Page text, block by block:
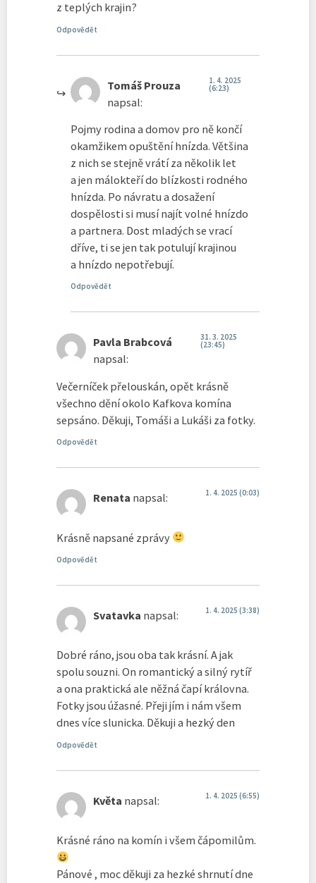
z teplých krajin?
Odpovědět
Tomáš Prouza
napsal:
1. 4. 2025
(6:23)
Pojmy rodina a domov pro ně končí
okamžikem opuštění hnízda. Většina
z nich se stejně vrátí za několik let
a jen málokteří do blízkosti rodného
hnízda. Po návratu a dosažení
dospělosti si musí najít volné hnízdo
a partnera. Dost mladých se vrací
dříve, ti se jen tak potulují krajinou
a hnízdo nepotřebují.
Odpovědět
Pavla Brabcová
napsal:
31. 3. 2025
(23:45)
Večerníček přelouskán, opět krásně
všechno dění okolo Kafkova komína
sepsáno. Děkuji, Tomáši a Lukáši za fotky.
Odpovědět
Renata napsal: 1. 4. 2025 (0:03)
Krásně napsané zprávy
Odpovědět
Svatavka napsal: 1. 4. 2025 (3:38)
Dobré ráno, jsou oba tak krásní. A jak
spolu souzni. On romantický a silný rytíř
a ona praktická ale něžná čapí královna.
Fotky jsou úžasné. Přeji jím i nám všem
dnes více slunicka. Děkuji a hezký den
Odpovědět
Květa napsal: 1. 4. 2025 (6:55)
Krásné ráno na komín i všem čápomilům.
Pánové , moc děkuji za hezké shrnutí dne